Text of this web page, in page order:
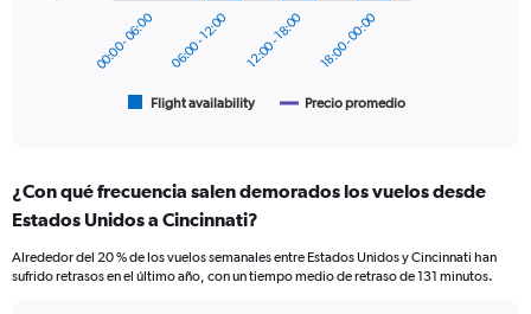
categories.
Range:
categories.
The
Flight availability Precio promedio
00:00 - 06:00 06:00 - 12:00 12:00 - 18:00 18:00 - 00:00
¿Con qué frecuencia salen demorados los vuelos desde
Estados Unidos a Cincinnati?
Alrededor del 20 % de los vuelos semanales entre Estados Unidos y Cincinnati han
sufrido retrasos en el último año, con un tiempo medio de retraso de 131 minutos.